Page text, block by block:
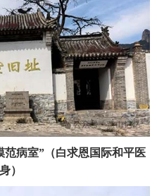
范病室”（白求恩国际和平医
）